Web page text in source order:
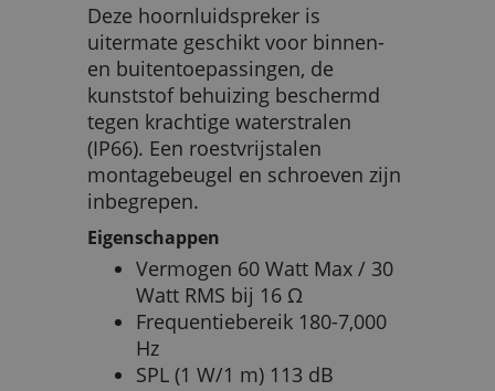
Deze hoornluidspreker is
uitermate geschikt voor binnen-
en buitentoepassingen, de
kunststof behuizing beschermd
tegen krachtige waterstralen
(IP66). Een roestvrijstalen
montagebeugel en schroeven zijn
inbegrepen.
Eigenschappen
Vermogen 60 Watt Max / 30
Watt RMS bij 16 Ω
Frequentiebereik 180-7,000
Hz
SPL (1 W/1 m) 113 dB